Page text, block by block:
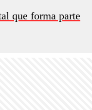
que forma parte